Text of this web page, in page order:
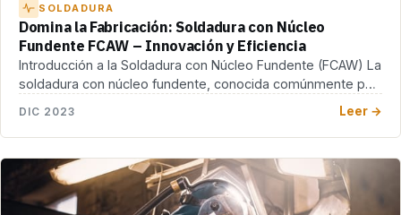
SOLDADURA
Domina la Fabricación: Soldadura con Núcleo
Fundente FCAW – Innovación y Eficiencia
Introducción a la Soldadura con Núcleo Fundente (FCAW) La
soldadura con núcleo fundente, conocida comúnmente por
DIC 2023 Leer →